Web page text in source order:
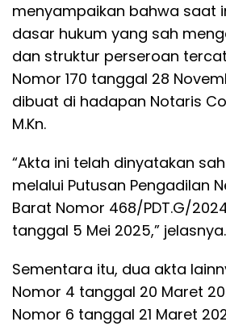
menyampaikan bahwa saat
dasar hukum yang sah
dan struktur perseroan
Nomor 170 tanggal 28
dibuat di hadapan Notaris
M.Kn.
“Akta ini telah dinyatakan
melalui Putusan Pengadilan
Barat Nomor 468/PDT.G/
tanggal 5 Mei 2025,” jelasnya.
Sementara itu, dua akta
Nomor 4 tanggal 20 Maret
Nomor 6 tanggal 21 Maret